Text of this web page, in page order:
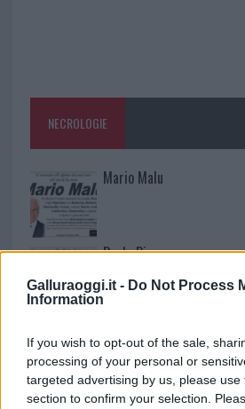
Galluraoggi.it - Do Not Process
Information
If you wish to opt-out of the sale,
processing of your personal or
targeted advertising by us, please
section to confirm your selection.
NECROLOGIE
Mario Malu
Paolo Pinna
I nostri cari